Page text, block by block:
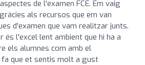
de l'examen FCE. Em vaig
als recursos que em van
d'examen que vam realitzar junts.
l'excel·lent ambient que hi ha a
els alumnes com amb el
que et sentis molt a gust